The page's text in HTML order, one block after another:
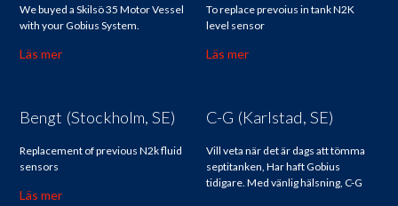
We buyed a Skilsö 35 Motor Vessel
with your Gobius System.
Läs mer
To replace prevoius in tank N2K
level sensor
Läs mer
Bengt (Stockholm, SE)
Replacement of previous N2k fluid
sensors
Läs mer
C-G (Karlstad, SE)
Vill veta när det är dags att tömma
septitanken, Har haft Gobius
tidigare. Med vänlig hälsning, C-G